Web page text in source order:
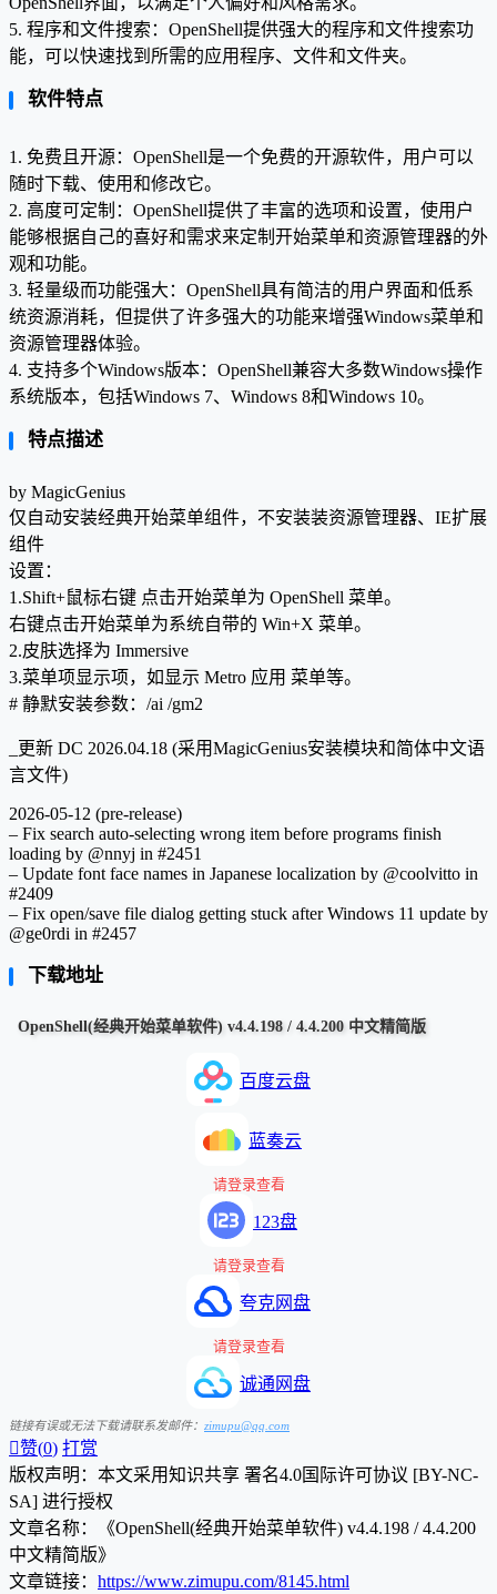
5. 程序和文件搜索：OpenShell提供强大的程序和文件搜索功
能，可以快速找到所需的应用程序、文件和文件夹。
软件特点
1. 免费且开源：OpenShell是一个免费的开源软件，用户可以
随时下载、使用和修改它。
2. 高度可定制：OpenShell提供了丰富的选项和设置，使用户
能够根据自己的喜好和需求来定制开始菜单和资源管理器的外
观和功能。
3. 轻量级而功能强大：OpenShell具有简洁的用户界面和低系
统资源消耗，但提供了许多强大的功能来增强Windows菜单和
资源管理器体验。
4. 支持多个Windows版本：OpenShell兼容大多数Windows操作
系统版本，包括Windows 7、Windows 8和Windows 10。
特点描述
by MagicGenius
仅自动安装经典开始菜单组件，不安装装资源管理器、IE扩展
组件
设置：
1.Shift+鼠标右键 点击开始菜单为 OpenShell 菜单。
右键点击开始菜单为系统自带的 Win+X 菜单。
2.皮肤选择为 Immersive
3.菜单项显示项，如显示 Metro 应用 菜单等。
# 静默安装参数：/ai /gm2
_更新 DC 2026.04.18 (采用MagicGenius安装模块和简体中文语
言文件)
2026-05-12 (pre-release)
– Fix search auto-selecting wrong item before programs finish
loading by @nnyj in #2451
– Update font face names in Japanese localization by @coolvitto in
#2409
– Fix open/save file dialog getting stuck after Windows 11 update by
@ge0rdi in #2457
下载地址
OpenShell(经典开始菜单软件) v4.4.198 / 4.4.200 中文精简版
百度云盘
蓝奏云
请登录查看
123盘
请登录查看
夸克网盘
请登录查看
诚通网盘
链接有误或无法下载请联系发邮件： zimupu@qq.com
赞(0) 打赏
版权声明：本文采用知识共享 署名4.0国际许可协议 [BY-NC-
SA] 进行授权
文章名称：《OpenShell(经典开始菜单软件) v4.4.198 / 4.4.200
中文精简版》
文章链接： https://www.zimupu.com/8145.html